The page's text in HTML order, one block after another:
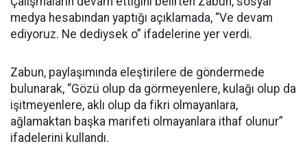
medya hesabından yaptığı açıklamada, “Ve devam
ediyoruz. Ne dediysek o” ifadelerine yer verdi.
Zabun, paylaşımında eleştirilere de göndermede
bulunarak, “Gözü olup da görmeyenlere, kulağı olup da
işitmeyenlere, aklı olup da fikri olmayanlara,
ağlamaktan başka marifeti olmayanlara ithaf olunur”
ifadelerini kullandı.